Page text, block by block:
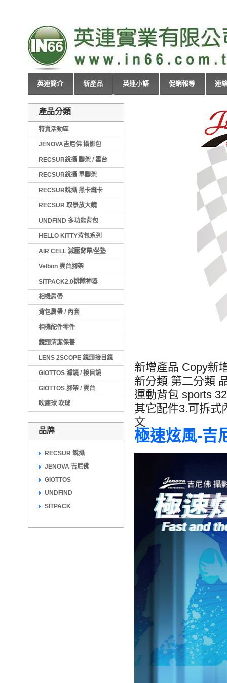
英連簡介 新產品 英連小語 促銷報導 連
產品分類
特賣活動區
JENOVA吉尼佛 攝影包
RECSUR銳攝 腳架 / 雲台
RECSUR銳攝 單腳架
RECSUR銳攝 黑卡縫卡
RECSUR 取景放大鏡
UNDFIND 多功能背包
HELLO KITTY背包系列
AIR CELL 減壓背帶/坐墊
Velbon 雲台腳架
SITPACK2.0排隊神器
相機肩帶
背包肩帶 / 內套
相機配件零件
鏡頭清潔保養
LENS 2SCOPE 鏡頭接目鏡
GIOTTOS 濾鏡 / 接目鏡
GIOTTOS 腳架 / 雲台
吹塵球 吹球
品牌
RECSUR 銳攝
JENOVA 吉尼佛
GIOTTOS
UNDFIND
SITPACK
新增產品 Copy新
新分類 第二分類
運動背包 sports
其它配件3.可拆式
文
極速炫風-吉